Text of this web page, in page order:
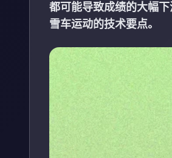
都可能导致成绩的大幅
雪车运动的技术要点。